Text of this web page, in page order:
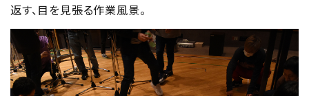
返す、目を見張る作業風景。